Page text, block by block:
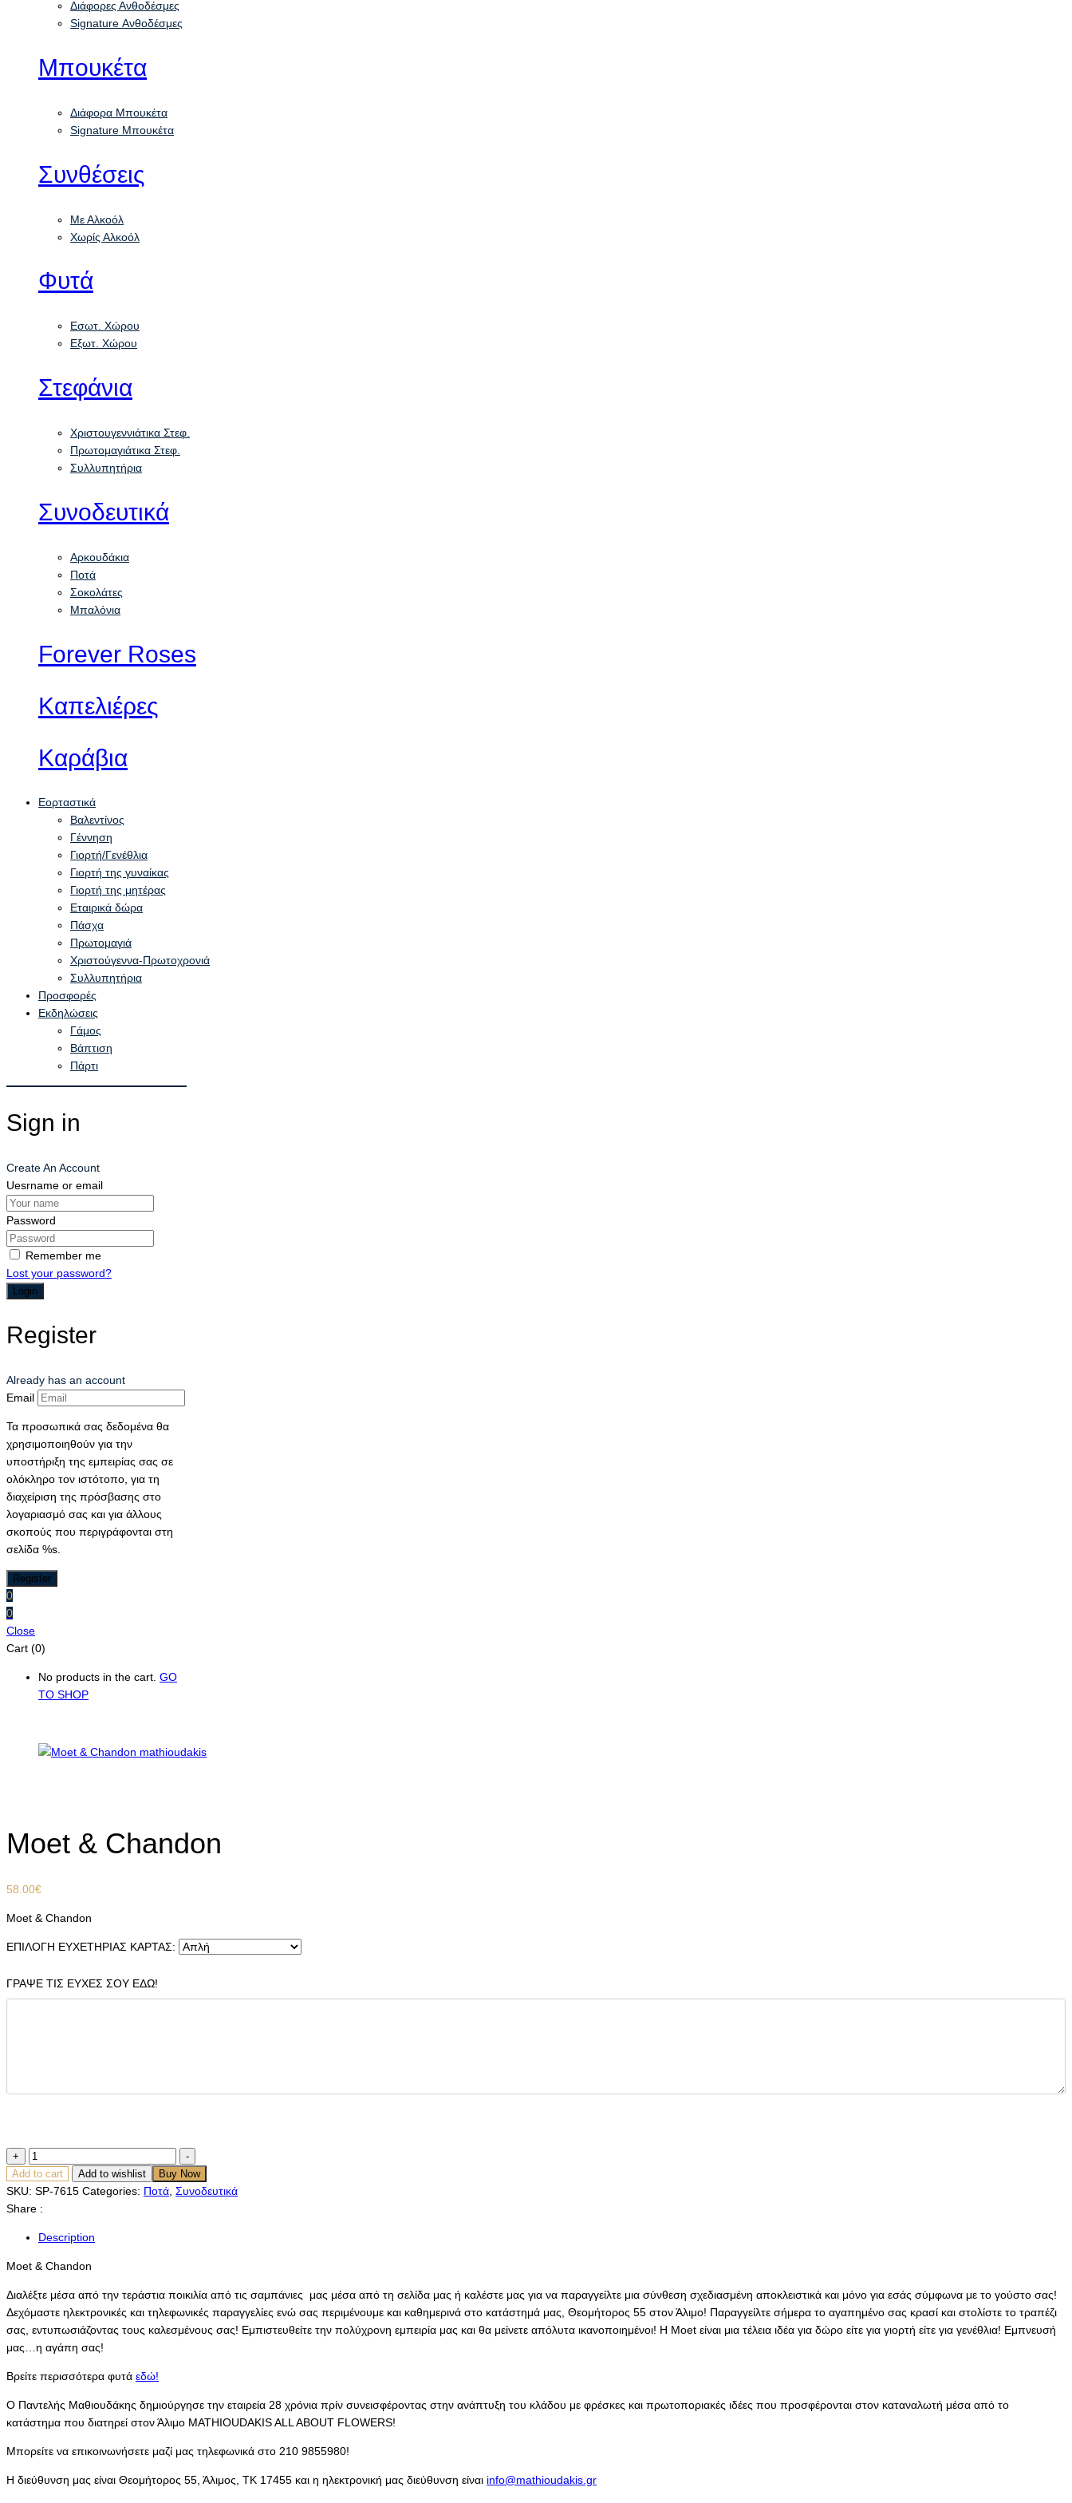
Διάφορες Ανθοδέσμες
Signature Ανθοδέσμες
Μπουκέτα
Διάφορα Μπουκέτα
Signature Μπουκέτα
Συνθέσεις
Με Αλκοόλ
Χωρίς Αλκοόλ
Φυτά
Εσωτ. Χώρου
Εξωτ. Χώρου
Στεφάνια
Χριστουγεννιάτικα Στεφ.
Πρωτομαγιάτικα Στεφ.
Συλλυπητήρια
Συνοδευτικά
Αρκουδάκια
Ποτά
Σοκολάτες
Μπαλόνια
Forever Roses
Καπελιέρες
Καράβια
Εορταστικά
Βαλεντίνος
Γέννηση
Γιορτή/Γενέθλια
Γιορτή της γυναίκας
Γιορτή της μητέρας
Εταιρικά δώρα
Πάσχα
Πρωτομαγιά
Χριστούγεννα-Πρωτοχρονιά
Συλλυπητήρια
Προσφορές
Εκδηλώσεις
Γάμος
Βάπτιση
Πάρτι
Sign in
Create An Account
Uesrname or email
Password
Remember me
Lost your password?
Register
Already has an account
Email
Τα προσωπικά σας δεδομένα θα
χρησιμοποιηθούν για την
υποστήριξη της εμπειρίας σας σε
ολόκληρο τον ιστότοπο, για τη
διαχείριση της πρόσβασης στο
λογαριασμό σας και για άλλους
σκοπούς που περιγράφονται στη
σελίδα %s.
0
0
Close
Cart (0)
No products in the cart. GO
TO SHOP
Moet & Chandon
58.00€
Moet & Chandon
ΕΠΙΛΟΓΗ ΕΥΧΕΤΗΡΙΑΣ ΚΑΡΤΑΣ:
ΓΡΑΨΕ ΤΙΣ ΕΥΧΕΣ ΣΟΥ ΕΔΩ!
+
Moet
&
Chandon
quantity
-
Add to cart
Add to wishlist Buy Now
SKU: SP-7615 Categories: Ποτά, Συνοδευτικά
Share :
Description
Moet & Chandon
Διαλέξτε μέσα από την τεράστια ποικιλία από τις σαμπάνιες μας μέσα από τη σελίδα μας ή καλέστε μας για να παραγγείλτε μια σύνθεση σχεδιασμένη αποκλειστικά και μόνο για εσάς σύμφωνα με το γούστο σας!
Δεχόμαστε ηλεκτρονικές και τηλεφωνικές παραγγελίες ενώ σας περιμένουμε και καθημερινά στο κατάστημά μας, Θεομήτορος 55 στον Άλιμο! Παραγγείλτε σήμερα το αγαπημένο σας κρασί και στολίστε το τραπέζι
σας, εντυπωσιάζοντας τους καλεσμένους σας! Εμπιστευθείτε την πολύχρονη εμπειρία μας και θα μείνετε απόλυτα ικανοποιημένοι! Η Moet είναι μια τέλεια ιδέα για δώρο είτε για γιορτή είτε για γενέθλια! Εμπνευσή
μας…η αγάπη σας!
Βρείτε περισσότερα φυτά εδώ!
Ο Παντελής Μαθιουδάκης δημιούργησε την εταιρεία 28 χρόνια πρίν συνεισφέροντας στην ανάπτυξη του κλάδου με φρέσκες και πρωτοποριακές ιδέες που προσφέρονται στον καταναλωτή μέσα από το
κατάστημα που διατηρεί στον Άλιμο MATHIOUDAKIS ALL ABOUT FLOWERS!
Μπορείτε να επικοινωνήσετε μαζί μας τηλεφωνικά στο 210 9855980!
Η διεύθυνση μας είναι Θεομήτορος 55, Άλιμος, ΤΚ 17455 και η ηλεκτρονική μας διεύθυνση είναι info@mathioudakis.gr